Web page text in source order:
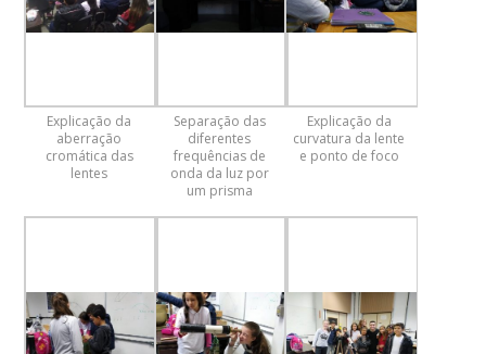
Explicação da
aberração
cromática das
lentes
Separação das
diferentes
frequências de
onda da luz por
um prisma
Explicação da
curvatura da lente
e ponto de foco